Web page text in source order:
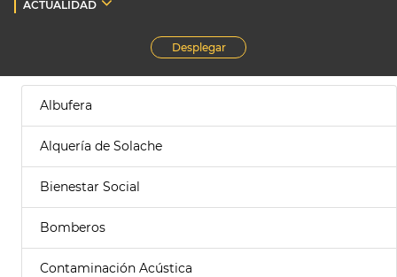
ACTUALIDAD
Desplegar
Albufera
Alquería de Solache
Bienestar Social
Bomberos
Contaminación Acústica